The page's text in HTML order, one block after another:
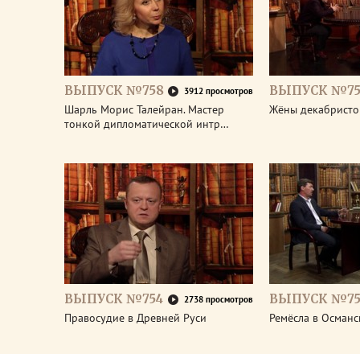
ВЫПУСК №758 3912 просмотров
Шарль Морис Талейран. Мастер
тонкой дипломатической интр…
ВЫПУСК
Жёны
ВЫПУСК №754 2738 просмотров
Правосудие в Древней Руси
ВЫПУСК
Ремёсла в